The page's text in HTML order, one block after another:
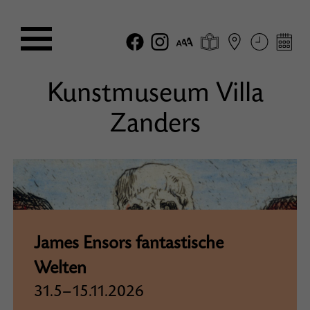
Kunstmuseum Villa
Zanders
James Ensors fantastische
Welten
31.5–15.11.2026